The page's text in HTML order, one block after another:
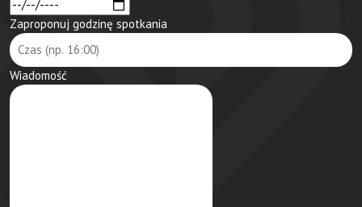
Zaproponuj godzinę spotkania
Wiadomość